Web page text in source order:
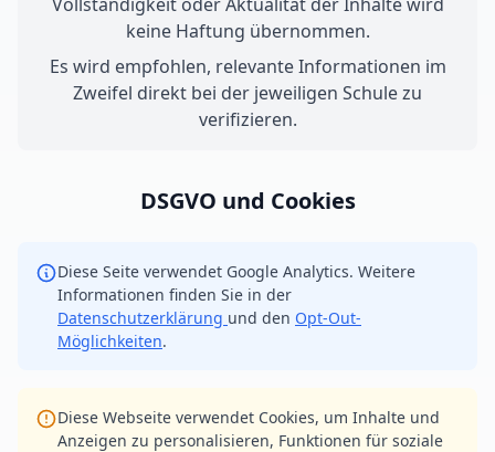
keine Haftung übernommen.
Es wird empfohlen, relevante Informationen im
Zweifel direkt bei der jeweiligen Schule zu
verifizieren.
DSGVO und Cookies
Diese Seite verwendet Google Analytics. Weitere
Informationen finden Sie in der
Datenschutzerklärung und den Opt-Out-
Möglichkeiten.
Diese Webseite verwendet Cookies, um Inhalte und
Anzeigen zu personalisieren, Funktionen für soziale